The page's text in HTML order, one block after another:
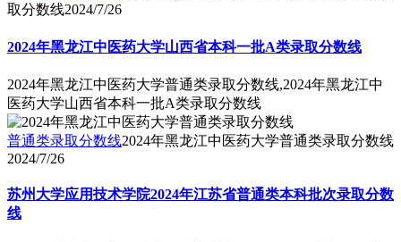
取分数线2024/7/26
2024年黑龙江中医药大学山西省本科一批A类录取分数线
2024年黑龙江中医药大学普通类录取分数线,2024年黑龙江中
医药大学山西省本科一批A类录取分数线
普通类录取分数线2024年黑龙江中医药大学普通类录取分数线
2024/7/26
苏州大学应用技术学院2024年江苏省普通类本科批次录取分数
线